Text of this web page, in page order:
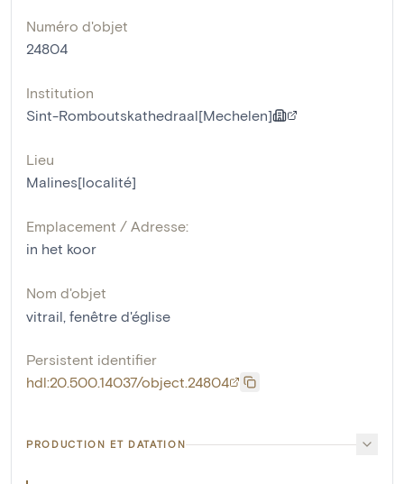
Numéro d'objet
24804
Institution
Sint-Romboutskathedraal[Mechelen]
Lieu
Malines[localité]
Emplacement / Adresse:
in het koor
Nom d'objet
vitrail, fenêtre d'église
Persistent identifier
hdl:20.500.14037/object.24804
PRODUCTION ET DATATION